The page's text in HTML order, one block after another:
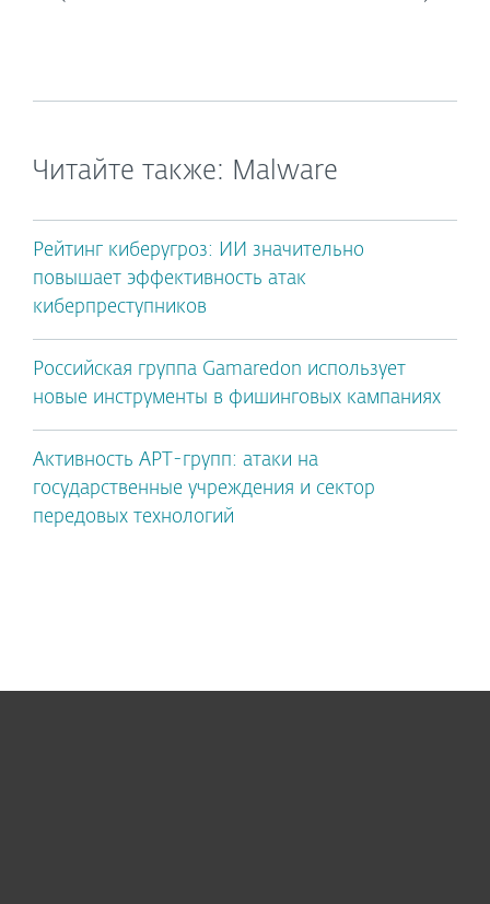
Читайте также: Malware
Рейтинг киберугроз: ИИ значительно
повышает эффективность атак
киберпреступников
Российская группа Gamaredon использует
новые инструменты в фишинговых кампаниях
Активность APT-групп: атаки на
государственные учреждения и сектор
передовых технологий